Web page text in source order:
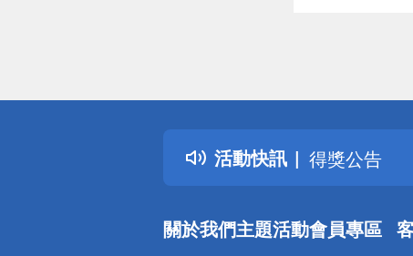
活動快訊
詐騙網頁！
得獎公告
熱門話題
銀行優惠
詐騙網頁！
關於我們主題活動會員專區